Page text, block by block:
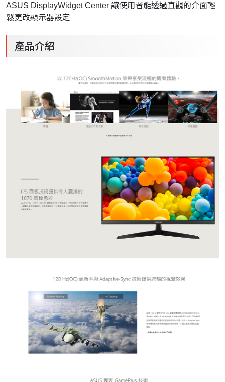
ASUS DisplayWidget Center 讓使用者能透過直觀的介面輕
鬆更改顯示器設定
產品介紹